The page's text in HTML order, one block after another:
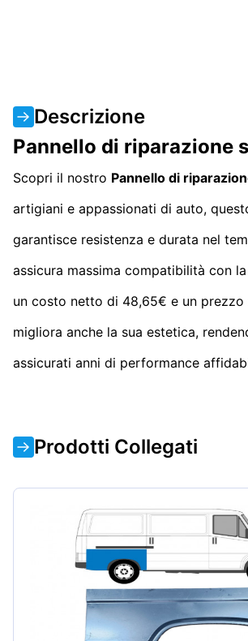
Descrizione
Pannello di riparazione
Scopri il nostro Pannello di
artigiani e appassionati di auto,
garantisce resistenza e durata nel
assicura massima compatibilità con
un costo netto di 48,65€ e un
migliora anche la sua estetica,
assicurati anni di performance
Prodotti Collegati